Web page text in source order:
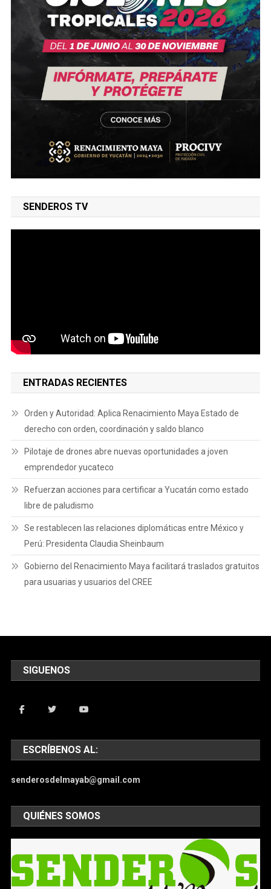
SENDEROS TV
ENTRADAS RECIENTES
Orden y Autoridad: Aplica Renacimiento Maya Estado de
derecho con orden, coordinación y saldo blanco
Pilotaje de drones abre nuevas oportunidades a joven
emprendedor yucateco
Refuerzan acciones para certificar a Yucatán como estado
libre de paludismo
Se restablecen las relaciones diplomáticas entre México y
Perú: Presidenta Claudia Sheinbaum
Gobierno del Renacimiento Maya facilitará traslados gratuitos
para usuarias y usuarios del CREE
SIGUENOS
ESCRÍBENOS AL:
senderosdelmayab@gmail.com
QUIÉNES SOMOS